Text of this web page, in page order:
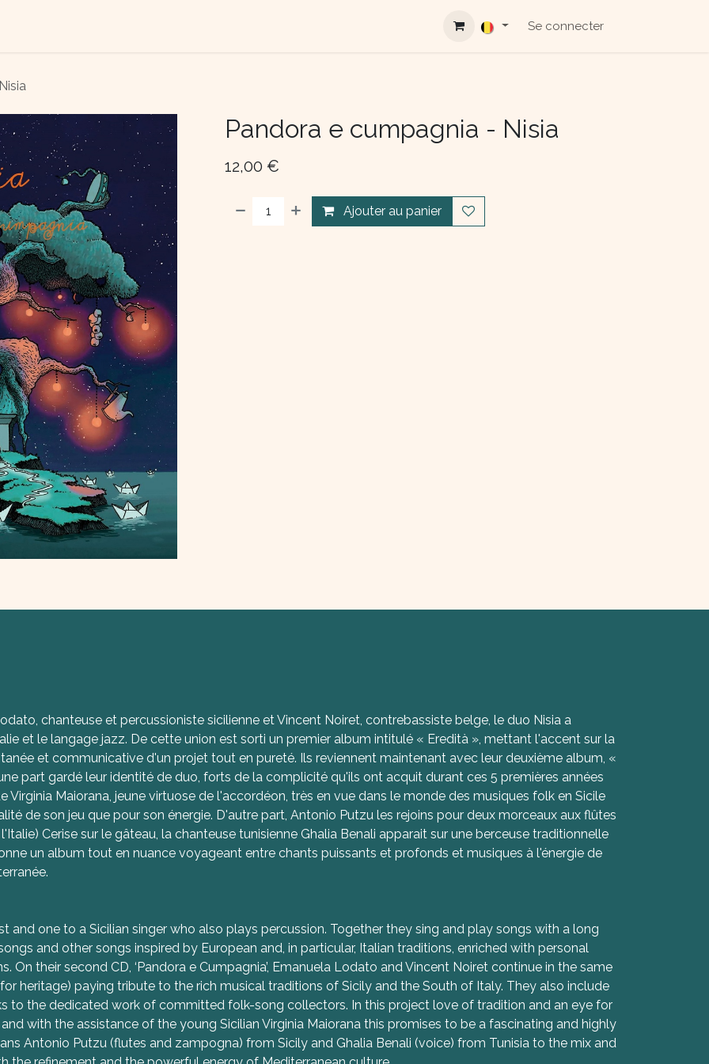
Se connecter
Pandora e cumpagnia - Nisia
12,00 €
Ajouter au panier
chanteuse et percussioniste sicilienne et Vincent Noiret, contrebassiste belge, le duo Nisia a
et le langage jazz. De cette union est sorti un premier album intitulé « Eredità », mettant l'accent sur la
et communicative d'un projet tout en pureté. Ils reviennent maintenant avec leur deuxième album, «
part gardé leur identité de duo, forts de la complicité qu'ils ont acquit durant ces 5 premières années
Maiorana, jeune virtuose de l'accordéon, très en vue dans le monde des musiques folk en Sicile
de son jeu que pour son énergie. D'autre part, Antonio Putzu les rejoins pour deux morceaux aux flûtes
Cerise sur le gâteau, la chanteuse tunisienne Ghalia Benali apparait sur une berceuse traditionnelle
un album tout en nuance voyageant entre chants puissants et profonds et musiques à l'énergie de
and one to a Sicilian singer who also plays percussion. Together they sing and play songs with a long
and other songs inspired by European and, in particular, Italian traditions, enriched with personal
their second CD, ‘Pandora e Cumpagnia’, Emanuela Lodato and Vincent Noiret continue in the same
for heritage) paying tribute to the rich musical traditions of Sicily and the South of Italy. They also include
to the dedicated work of committed folk-song collectors. In this project love of tradition and an eye for
with the assistance of the young Sicilian Virginia Maiorana this promises to be a fascinating and highly
Antonio Putzu (flutes and zampogna) from Sicily and Ghalia Benali (voice) from Tunisia to the mix and